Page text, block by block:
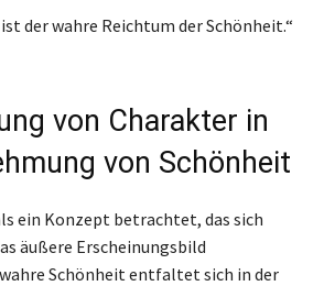
der wahre Reichtum der Schönheit.“
von Charakter in
von Schönheit
ein Konzept betrachtet, das sich
äußere Erscheinungsbild
Schönheit entfaltet sich in der